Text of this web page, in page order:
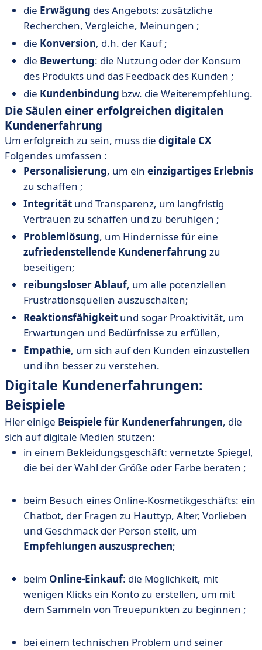
die Erwägung des Angebots: zusätzliche
Recherchen, Vergleiche, Meinungen ;
die Konversion, d.h. der Kauf ;
die Bewertung: die Nutzung oder der Konsum
des Produkts und das Feedback des Kunden ;
die Kundenbindung bzw. die Weiterempfehlung.
Die Säulen einer erfolgreichen digitalen
Kundenerfahrung
Um erfolgreich zu sein, muss die digitale CX
Folgendes umfassen :
Personalisierung, um ein einzigartiges Erlebnis
zu schaffen ;
Integrität und Transparenz, um langfristig
Vertrauen zu schaffen und zu beruhigen ;
Problemlösung, um Hindernisse für eine
zufriedenstellende Kundenerfahrung zu
beseitigen;
reibungsloser Ablauf, um alle potenziellen
Frustrationsquellen auszuschalten;
Reaktionsfähigkeit und sogar Proaktivität, um
Erwartungen und Bedürfnisse zu erfüllen,
Empathie, um sich auf den Kunden einzustellen
und ihn besser zu verstehen.
Digitale Kundenerfahrungen:
Beispiele
Hier einige Beispiele für Kundenerfahrungen, die
sich auf digitale Medien stützen:
in einem Bekleidungsgeschäft: vernetzte Spiegel,
die bei der Wahl der Größe oder Farbe beraten ;
beim Besuch eines Online-Kosmetikgeschäfts: ein
Chatbot, der Fragen zu Hauttyp, Alter, Vorlieben
und Geschmack der Person stellt, um
Empfehlungen auszusprechen;
beim Online-Einkauf: die Möglichkeit, mit
wenigen Klicks ein Konto zu erstellen, um mit
dem Sammeln von Treuepunkten zu beginnen ;
bei einem technischen Problem und seiner